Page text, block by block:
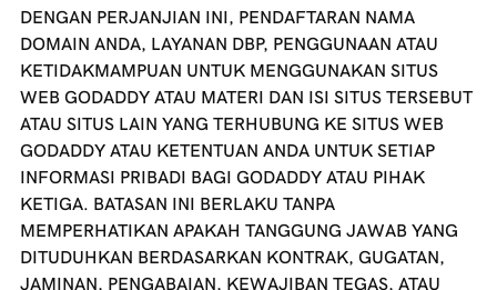
DENGAN PERJANJIAN INI, PENDAFTARAN NAMA
DOMAIN ANDA, LAYANAN DBP, PENGGUNAAN ATAU
KETIDAKMAMPUAN UNTUK MENGGUNAKAN SITUS
WEB GODADDYATAU MATERI DAN ISI SITUS TERSEBUT
ATAU SITUS LAIN YANG TERHUBUNG KE SITUS WEB
GODADDYATAU KETENTUAN ANDA UNTUK SETIAP
INFORMASI PRIBADI BAGI GODADDYATAU PIHAK
KETIGA. BATASAN INI BERLAKU TANPA
MEMPERHATIKAN APAKAH TANGGUNG JAWAB YANG
DITUDUHKAN BERDASARKAN KONTRAK, GUGATAN,
JAMINAN, PENGABAIAN, KEWAJIBAN TEGAS, ATAU